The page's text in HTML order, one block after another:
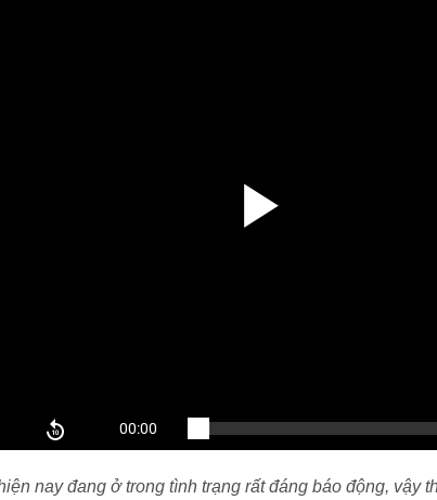
nay đang ở trong tình trạng rất đáng báo động, vậy